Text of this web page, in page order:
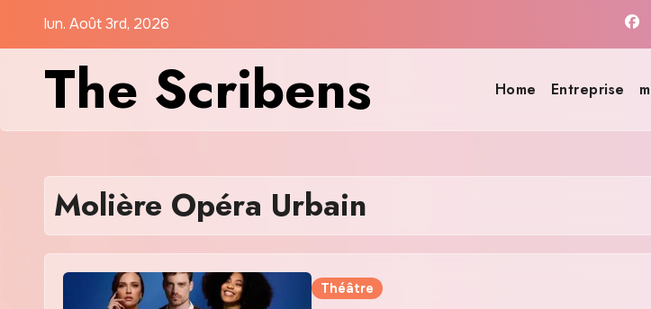
lun. Août 3rd, 2026
The Scribens Home Entreprise
Molière Opéra Urbain
Théâtre